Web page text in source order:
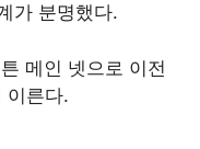
가 분명했다.
메인 넷으로 이전
이른다.